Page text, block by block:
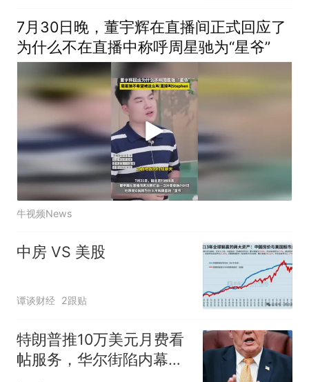
7月30日晚，董宇辉在直播间正式回应了
为什么不在直播中称呼周星驰为“星爷”
牛视频News
中房 VS 美股
谭谈财经 2跟贴
特朗普推10万美元月费看
帖服务，华尔街陷内幕交